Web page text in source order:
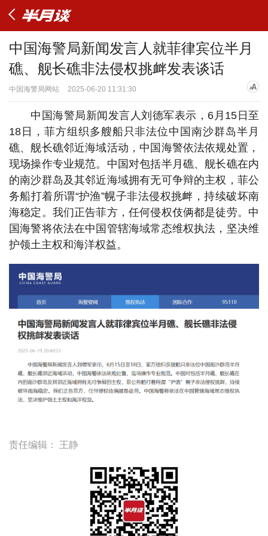
中国海警局新闻发言人就菲律宾位半月
礁、舰长礁非法侵权挑衅发表谈话
中国海警局网站 2025-06-20 11:31:30
中国海警局新闻发言人刘德军表示，6月15日至
18日，菲方组织多艘船只非法位中国南沙群岛半月
礁、舰长礁邻近海域活动，中国海警依法依规处置，
现场操作专业规范。中国对包括半月礁、舰长礁在内
的南沙群岛及其邻近海域拥有无可争辩的主权，菲公
务船打着所谓“护渔”幌子非法侵权挑衅，持续破坏南
海稳定。我们正告菲方，任何侵权伎俩都是徒劳。中
国海警将依法在中国管辖海域常态维权执法，坚决维
护领土主权和海洋权益。
责任编辑： 王静